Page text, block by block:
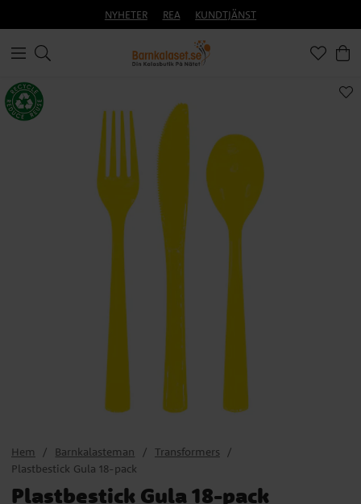
NYHETER REA KUNDTJÄNST
Hem Barnkalasteman
Transformers
Plastbestick Gula 18-pack
Plastbestick Gula 18-pack